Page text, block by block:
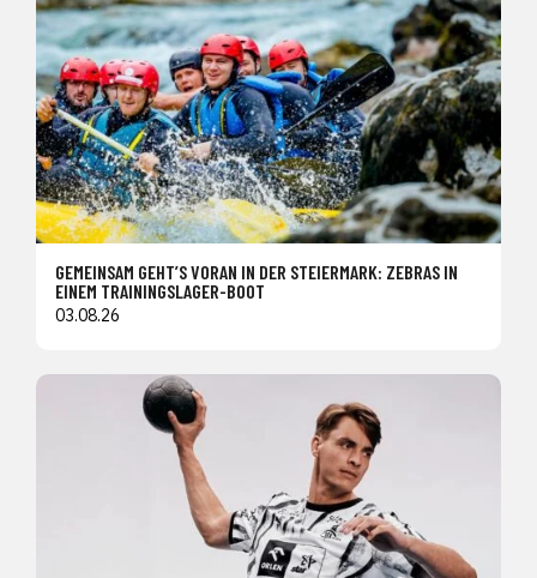
GEMEINSAM GEHT’S VORAN IN DER STEIERMARK: ZEBRAS IN
EINEM TRAININGSLAGER-BOOT
03.08.26